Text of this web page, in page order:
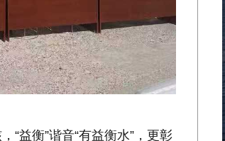
“益衡”谐音“有益衡水”，更彰